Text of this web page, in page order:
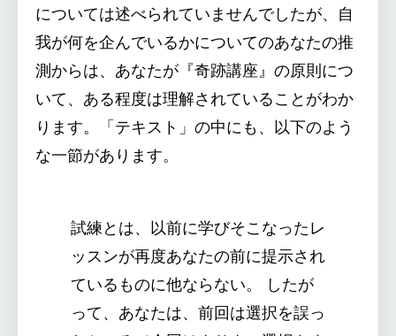
については述べられていませんでしたが、自
我が何を企んでいるかについてのあなたの推
測からは、あなたが『奇跡講座』の原則につ
いて、ある程度は理解されていることがわか
ります。「テキスト」の中にも、以下のよう
な一節があります。
試練とは、以前に学びそこなったレ
ッスンが再度あなたの前に提示され
ているものに他ならない。 したが
って、あなたは、前回は選択を誤っ